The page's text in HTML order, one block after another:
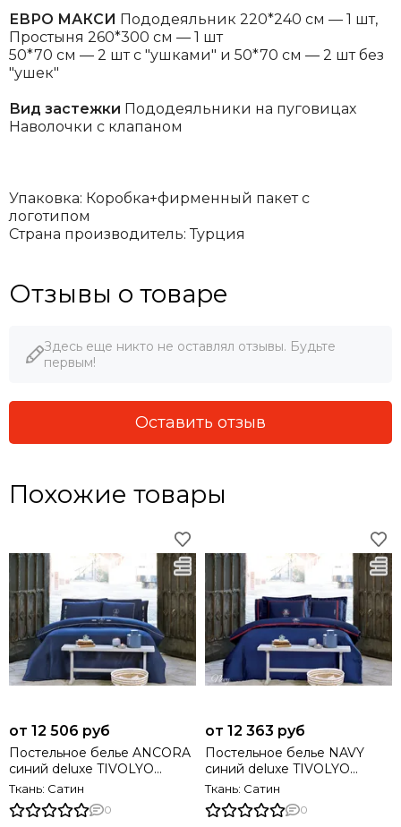
ЕВРО МАКСИ Пододеяльник 220*240 см — 1 шт,
Простыня 260*300 см — 1 шт
50*70 см — 2 шт с "ушками" и 50*70 см — 2 шт без
"ушек"
Вид застежки Пододеяльники на пуговицах
Наволочки с клапаном
Упаковка: Коробка+фирменный пакет с
логотипом
Страна производитель: Турция
Отзывы о товаре
Здесь еще никто не оставлял отзывы. Будьте
первым!
Оставить отзыв
Похожие товары
от 12 506 руб
Постельное белье ANCORA
синий deluxe TIVOLYO
HOME Турция
Ткань: Сатин
0
от 12 363 руб
Постельное белье NAVY
синий deluxe TIVOLYO
HOME Турция
Ткань: Сатин
0